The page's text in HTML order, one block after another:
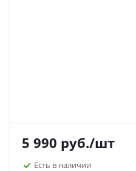
5 990 руб./шт
Есть в наличии